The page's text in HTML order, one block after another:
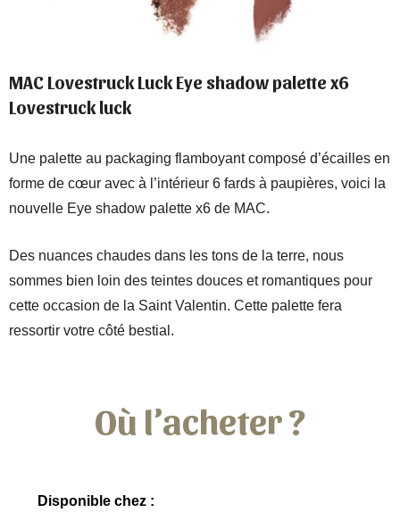
MAC Lovestruck Luck Eye shadow palette x6
Lovestruck luck
Une palette au packaging flamboyant composé d’écailles en
forme de cœur avec à l’intérieur 6 fards à paupières, voici la
nouvelle Eye shadow palette x6 de MAC.
Des nuances chaudes dans les tons de la terre, nous
sommes bien loin des teintes douces et romantiques pour
cette occasion de la Saint Valentin. Cette palette fera
ressortir votre côté bestial.
Où l’acheter ?
Disponible chez :